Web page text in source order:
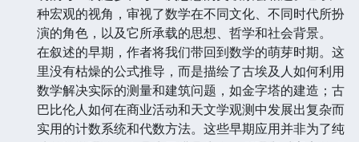
种宏观的视角，审视了数学在不同文化、不同时代所扮
演的角色，以及它所承载的思想、哲学和社会背景。
在叙述的早期，作者将我们带回到数学的萌芽时期。这
里没有枯燥的公式推导，而是描绘了古埃及人如何利用
数学解决实际的测量和建筑问题，如金字塔的建造；古
巴比伦人如何在商业活动和天文学观测中发展出复杂而
实用的计数系统和代数方法。这些早期应用并非为了纯